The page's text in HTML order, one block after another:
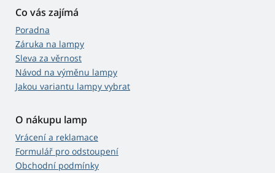
Co vás zajímá
Poradna
Záruka na lampy
Sleva za věrnost
Návod na výměnu lampy
Jakou variantu lampy vybrat
O nákupu lamp
Vrácení a reklamace
Formulář pro odstoupení
Obchodní podmínky